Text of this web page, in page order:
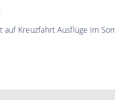
auf Kreuzfahrt Ausflüge im